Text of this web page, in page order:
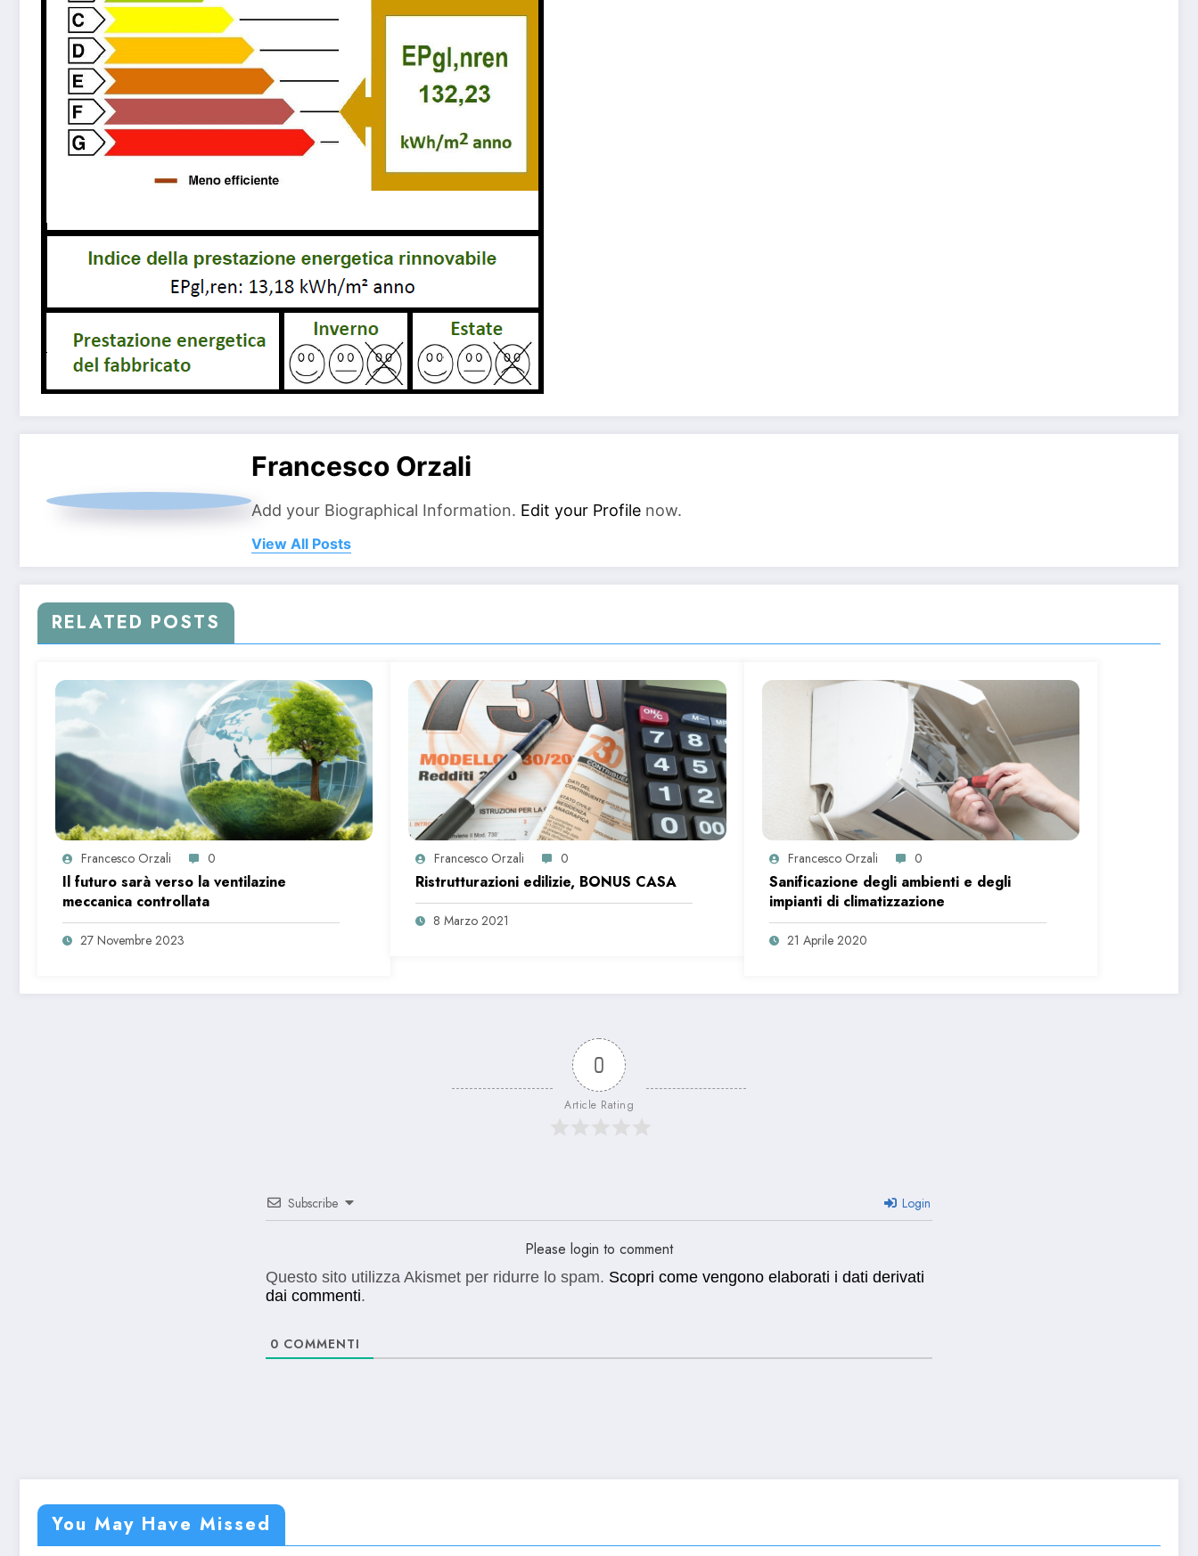
Francesco Orzali
Add your Biographical Information. Edit your Profile now.
View All Posts
RELATED POSTS
Francesco Orzali 0
Il futuro sarà verso la ventilazine
meccanica controllata
27 Novembre 2023
Francesco Orzali 0
Ristrutturazioni edilizie, BONUS CASA
8 Marzo 2021
Francesco Orzali 0
Sanificazione degli ambienti e degli
impianti di climatizzazione
21 Aprile 2020
0
Article Rating
Subscribe Login
Please login to comment
Questo sito utilizza Akismet per ridurre lo spam. Scopri come vengono elaborati i dati derivati
dai commenti.
0 COMMENTI
You May Have Missed